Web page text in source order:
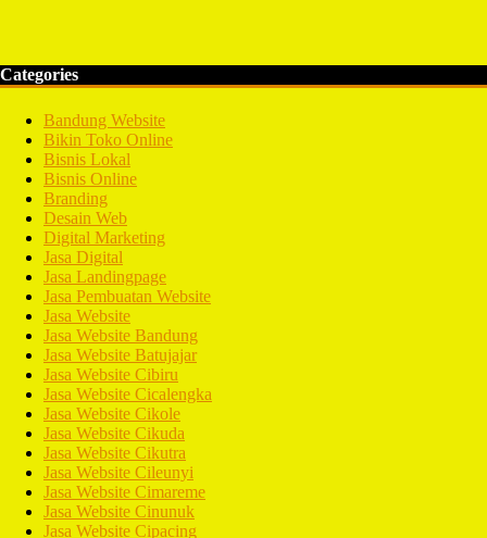
Categories
Bandung Website
Bikin Toko Online
Bisnis Lokal
Bisnis Online
Branding
Desain Web
Digital Marketing
Jasa Digital
Jasa Landingpage
Jasa Pembuatan Website
Jasa Website
Jasa Website Bandung
Jasa Website Batujajar
Jasa Website Cibiru
Jasa Website Cicalengka
Jasa Website Cikole
Jasa Website Cikuda
Jasa Website Cikutra
Jasa Website Cileunyi
Jasa Website Cimareme
Jasa Website Cinunuk
Jasa Website Cipacing